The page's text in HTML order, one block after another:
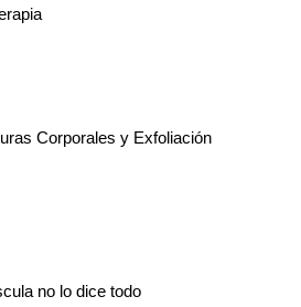
Corporales y Exfoliación
no lo dice todo